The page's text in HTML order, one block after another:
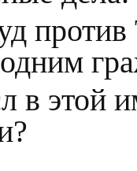
в этой